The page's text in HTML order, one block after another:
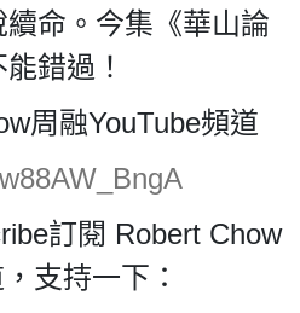
命。今集《華山論
錯過！
周融YouTube頻道
訂閱 Robert Chow
支持一下：